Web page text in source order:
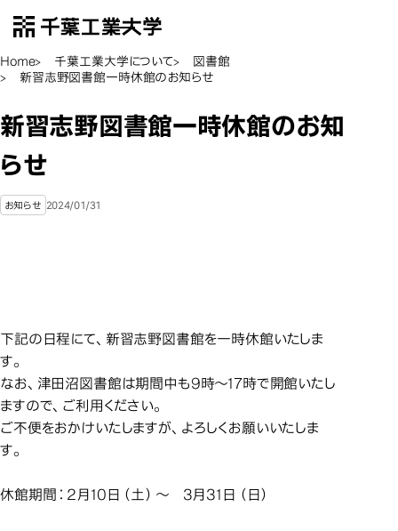
千葉工業大学
Open Menu
Home 千葉工業大学について
図書館
新習志野図書館一時休館のお知らせ
新習志野図書館一時休館のお知
らせ
お知らせ 2024/01/31
下記の日程にて、新習志野図書館を一時休館いたしま
す。
なお、津田沼図書館は期間中も9時～17時で開館いたし
ますので、ご利用ください。
ご不便をおかけいたしますが、よろしくお願いいたしま
す。
休館期間：2月10日（土）～ 3月31日（日）